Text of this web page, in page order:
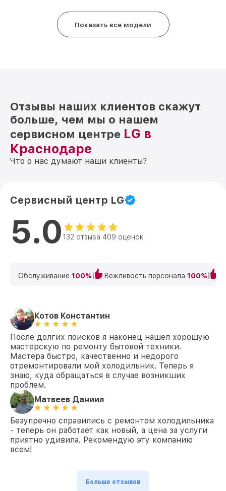
Показать все модели
Отзывы наших клиентов скажут
больше, чем мы о нашем
сервисном центре LG в
Краснодаре
Что о нас думают наши клиенты?
Сервисный центр LG
5.0 132 отзыва 409 оценок
Обслуживание 100% Вежливость персонала 100%
Котов Константин
После долгих поисков я наконец нашел хорошую
мастерскую по ремонту бытовой техники.
Мастера быстро, качественно и недорого
отремонтировали мой холодильник. Теперь я
знаю, куда обращаться в случае возникших
проблем.
Матвеев Даниил
Безупречно справились с ремонтом холодильника
- теперь он работает как новый, а цена за услуги
приятно удивила. Рекомендую эту компанию
всем!
Больше отзывов